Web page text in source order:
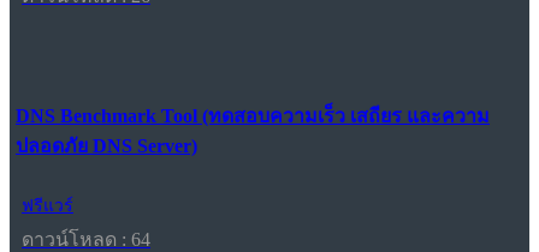
DNS Benchmark Tool (ทดสอบความเร็ว เสถียร และความ
ปลอดภัย DNS Server)
ฟรีแวร์
ดาวน์โหลด : 64